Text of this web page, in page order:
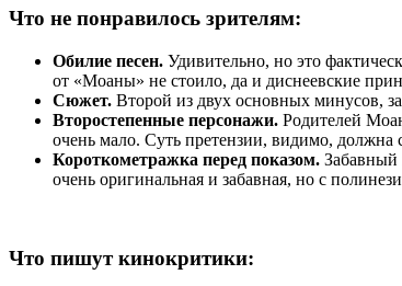
Что не понравилось зрителям:
Обилие песен. Удивительно, но это
от «Моаны» не стоило, да и диснеевские
Сюжет. Второй из двух основных минусов,
Второстепенные персонажи. Родителей
очень мало. Суть претензии, видимо, должна
Короткометражка перед показом. Забавный
очень оригинальная и забавная, но с
Что пишут кинокритики: